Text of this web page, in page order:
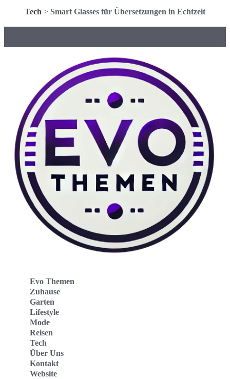
Tech > Smart Glasses für Übersetzungen in Echtzeit
Evo Themen
Zuhause
Garten
Lifestyle
Mode
Reisen
Tech
Über Uns
Kontakt
Website